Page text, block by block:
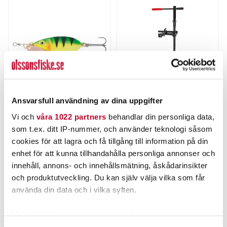
Ansvarsfull användning av dina uppgifter
Vi och våra 1022 partners behandlar din personliga data,
som t.ex. ditt IP-nummer, och använder teknologi såsom
cookies för att lagra och få tillgång till information på din
enhet för att kunna tillhandahålla personliga annonser och
innehåll, annons- och innehållsmätning, åskådarinsikter
och produktutveckling. Du kan själv välja vilka som får
använda din data och i vilka syften.
Kinetic Jackpot 9g
Nuvarande pris:
39,00 krTidigare pris
49,95 kr
39,00 kr
49,95 kr
FINNS I LAGER.
LÄS MER
Patriot LiveFix 360 (#9).
Nuvarande pris:
2 195,00 kr
Tidigare pris
2 383,00 kr
2 195,00 kr
2 383,00 kr
FLER ÄN 6 ST KVAR